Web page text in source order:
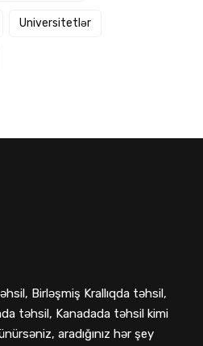
Universitetlər
Birləşmiş Krallıqda təhsil,
təhsil, Kanadada təhsil kimi
aradığınız hər şey